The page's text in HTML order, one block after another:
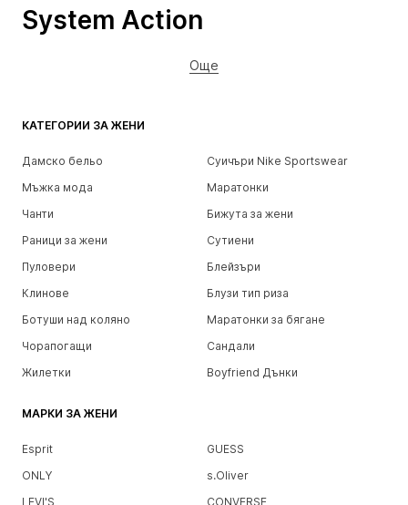
КАТЕГОРИИ ЗА ЖЕНИ
Дамско бельо
Суичъри Nike Sportswear
Мъжка мода
Маратонки
Чанти
Бижута за жени
Раници за жени
Сутиени
Пуловери
Блейзъри
Клинове
Блузи тип риза
Ботуши над коляно
Маратонки за бягане
Чорапогащи
Сандали
Жилетки
Boyfriend Дънки
МАРКИ ЗА ЖЕНИ
Esprit
GUESS
ONLY
s.Oliver
LEVI'S
CONVERSE
System Action
Още